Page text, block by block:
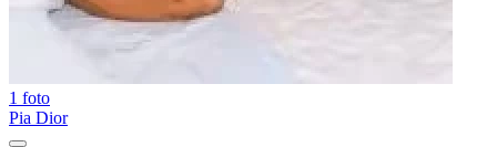
1 foto
Pia Dior